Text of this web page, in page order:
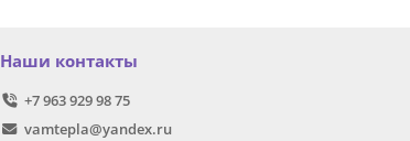
Наши контакты
+7 963 929 98 75
vamtepla@yandex.ru